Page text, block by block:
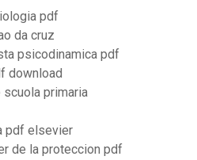
pdf
da cruz
psicodinamica pdf
download
primaria
pdf elsevier
de la proteccion pdf